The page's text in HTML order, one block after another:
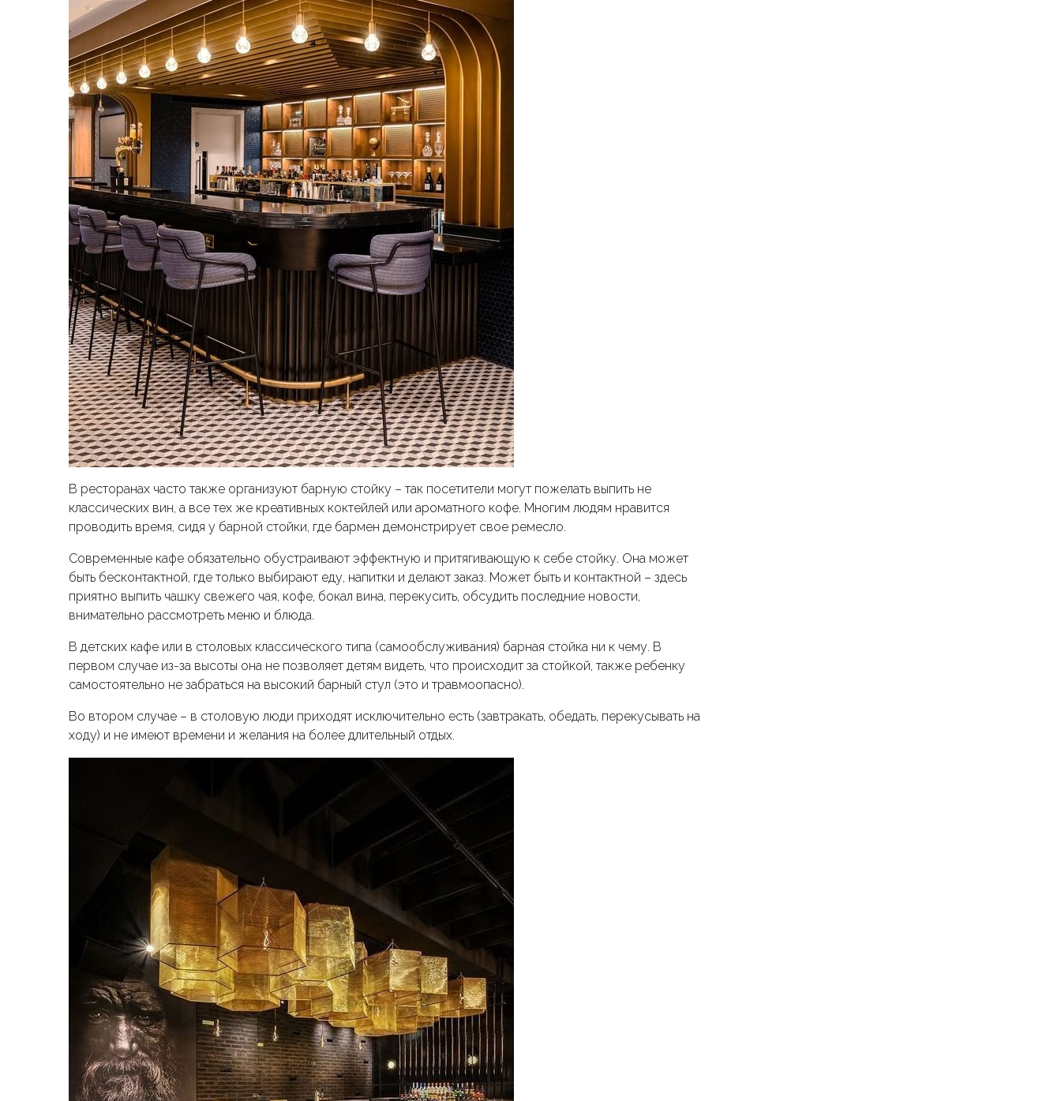
В ресторанах часто также организуют барную стойку – так посетители могут пожелать выпить не
классических вин, а все тех же креативных коктейлей или ароматного кофе. Многим людям нравится
проводить время, сидя у барной стойки, где бармен демонстрирует свое ремесло.
Современные кафе обязательно обустраивают эффектную и притягивающую к себе стойку. Она может
быть бесконтактной, где только выбирают еду, напитки и делают заказ. Может быть и контактной – здесь
приятно выпить чашку свежего чая, кофе, бокал вина, перекусить, обсудить последние новости,
внимательно рассмотреть меню и блюда.
В детских кафе или в столовых классического типа (самообслуживания) барная стойка ни к чему. В
первом случае из-за высоты она не позволяет детям видеть, что происходит за стойкой, также ребенку
самостоятельно не забраться на высокий барный стул (это и травмоопасно).
Во втором случае – в столовую люди приходят исключительно есть (завтракать, обедать, перекусывать на
ходу) и не имеют времени и желания на более длительный отдых.